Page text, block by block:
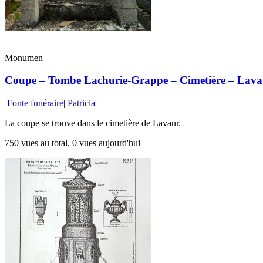
Monumen
Coupe – Tombe Lachurie-Grappe – Cimetière –
Fonte funéraire| Patricia
La coupe se trouve dans le cimetière de Lavaur.
750 vues au total, 0 vues aujourd'hui